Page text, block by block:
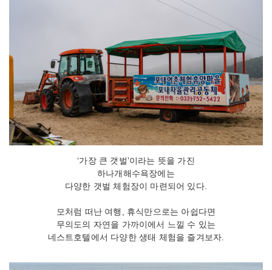
‘가장 큰 갯벌’이라는 뜻을 가진
하나개해수욕장에는
다양한 갯벌 체험장이 마련되어 있다.
모처럼 떠난 여행, 휴식만으로는 아쉽다면
무의도의 자연을 가까이에서 느낄 수 있는
네스트호텔에서 다양한 생태 체험을 즐겨보자.